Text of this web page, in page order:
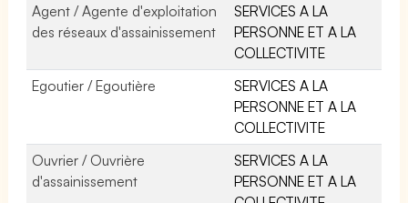
Agent / Agente d'exploitation
des réseaux d'assainissement
SERVICES A LA
PERSONNE ET A LA
COLLECTIVITE
Egoutier / Egoutière
SERVICES A LA
PERSONNE ET A LA
COLLECTIVITE
Ouvrier / Ouvrière
d'assainissement
SERVICES A LA
PERSONNE ET A LA